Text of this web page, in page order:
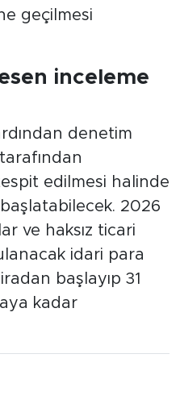
geçilmesi
inceleme
denetim
edilmesi halinde
2026
ve haksız ticari
idari para
başlayıp 31
kadar